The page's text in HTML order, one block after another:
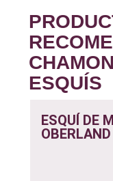
ESQUÍS
ESQUÍ DE